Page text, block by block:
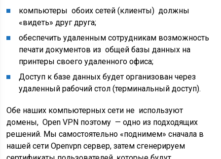
компьютеры обоих сетей (клиенты) должны
«видеть» друг друга;
обеспечить удаленным сотрудникам возможность
печати документов из общей базы данных на
принтеры своего удаленного офиса;
Доступ к базе данных будет организован через
удаленный рабочий стол (терминальный доступ).
Обе наших компьютерных сети не используют
домены, Open VPN поэтому — одно из подходящих
решений. Мы самостоятельно «поднимем» сначала в
нашей сети Openvpn сервер, затем сгенерируем